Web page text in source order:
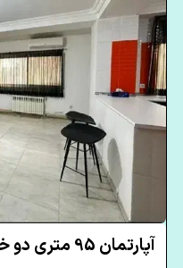
آپارتمان 95 متری دو خوابه در نور نور مازندران